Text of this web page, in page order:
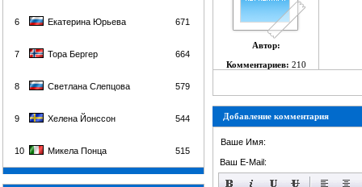
6 Екатерина Юрьева 671
7 Тора Бергер 664
8 Светлана Слепцова 579
9 Хелена Йонссон 544
10 Микела Понца 515
Автор:
Комментариев: 210
Добавление комментария
Ваше Имя:
Ваш E-Mail: